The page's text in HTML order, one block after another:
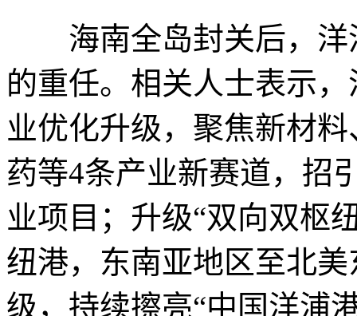
海南全岛封关后，洋
的重任。相关人士表示
业优化升级，聚焦新材
药等4条产业新赛道，招
业项目；升级“双向双枢
纽港，东南亚地区至北
级，持续擦亮“中国洋浦